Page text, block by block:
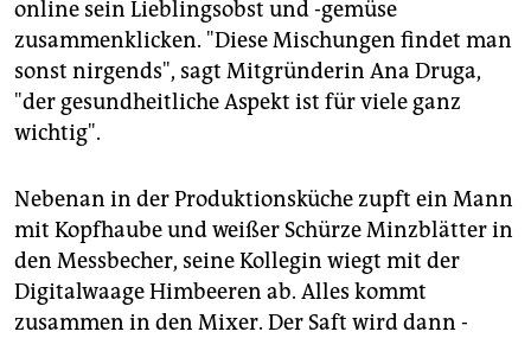
online sein Lieblingsobst und -gemüse
zusammenklicken. "Diese Mischungen findet man
sonst nirgends", sagt Mitgründerin Ana Druga,
"der gesundheitliche Aspekt ist für viele ganz
wichtig".
Nebenan in der Produktionsküche zupft ein Mann
mit Kopfhaube und weißer Schürze Minzblätter in
den Messbecher, seine Kollegin wiegt mit der
Digitalwaage Himbeeren ab. Alles kommt
zusammen in den Mixer. Der Saft wird dann -